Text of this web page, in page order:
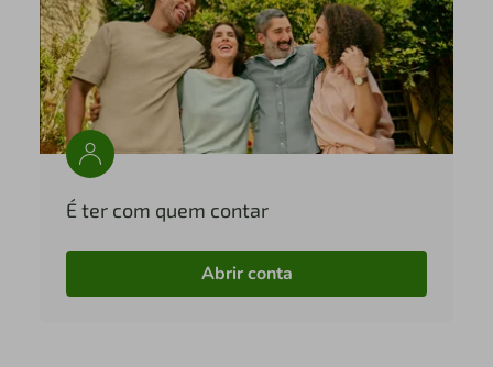
É ter com quem contar
Abrir conta